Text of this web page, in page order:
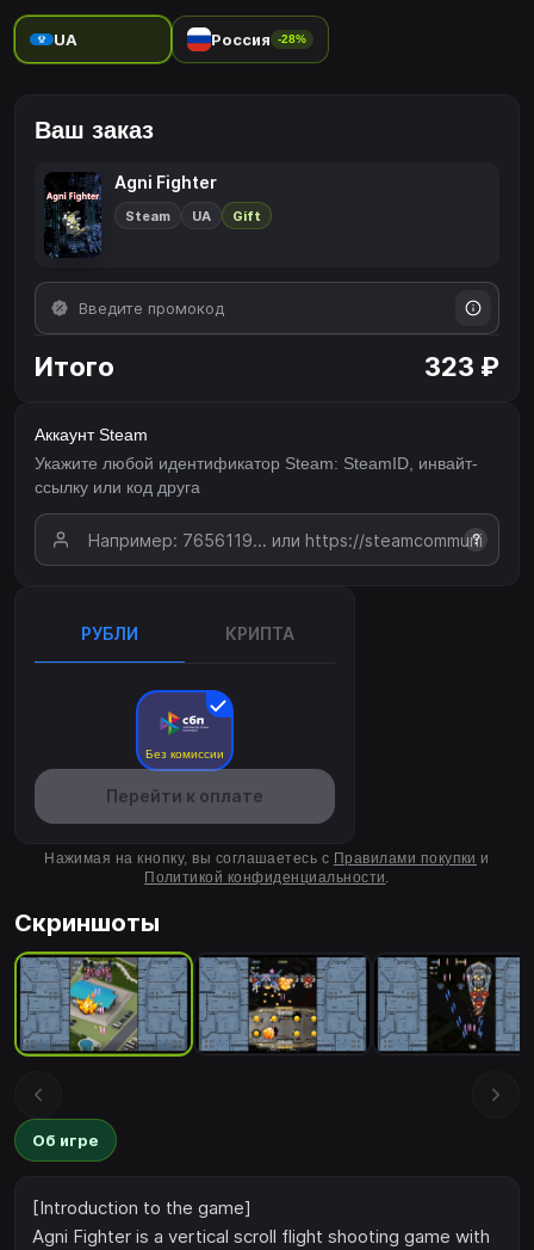
UA Россия -28%
Ваш заказ
Agni Fighter
Steam UA Gift
Итого 323 ₽
Аккаунт Steam
Укажите любой идентификатор Steam: SteamID, инвайт-
ссылку или код друга
?
РУБЛИ КРИПТА
Без комиссии
Перейти к оплате
Нажимая на кнопку, вы соглашаетесь с Правилами покупки и
Политикой конфиденциальности.
Скриншоты
Об игре
[Introduction to the game]
Agni Fighter is a vertical scroll flight shooting game with